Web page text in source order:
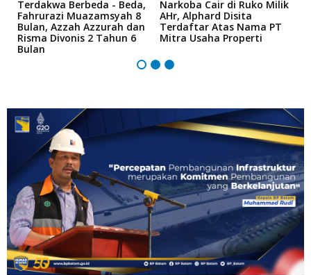
Terdakwa Berbeda - Beda,
Fahrurazi Muazamsyah 8
Bulan, Azzah Azzurah dan
Risma Divonis 2 Tahun 6
Bulan
Narkoba Cair di Ruko Milik
AHr, Alphard Disita
Terdaftar Atas Nama PT
Mitra Usaha Properti